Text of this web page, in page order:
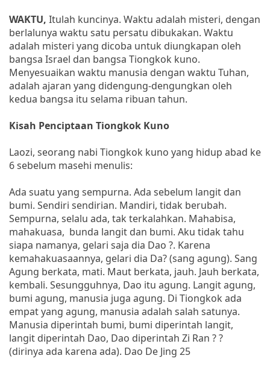
WAKTU, Itulah kuncinya. Waktu adalah misteri, dengan
berlalunya waktu satu persatu dibukakan. Waktu
adalah misteri yang dicoba untuk diungkapan oleh
bangsa Israel dan bangsa Tiongkok kuno.
Menyesuaikan waktu manusia dengan waktu Tuhan,
adalah ajaran yang didengung-dengungkan oleh
kedua bangsa itu selama ribuan tahun.
Kisah Penciptaan Tiongkok Kuno
Laozi, seorang nabi Tiongkok kuno yang hidup abad ke
6 sebelum masehi menulis:
Ada suatu yang sempurna. Ada sebelum langit dan
bumi. Sendiri sendirian. Mandiri, tidak berubah.
Sempurna, selalu ada, tak terkalahkan. Mahabisa,
mahakuasa, bunda langit dan bumi. Aku tidak tahu
siapa namanya, gelari saja dia Dao ?. Karena
kemahakuasaannya, gelari dia Da? (sang agung). Sang
Agung berkata, mati. Maut berkata, jauh. Jauh berkata,
kembali. Sesungguhnya, Dao itu agung. Langit agung,
bumi agung, manusia juga agung. Di Tiongkok ada
empat yang agung, manusia adalah salah satunya.
Manusia diperintah bumi, bumi diperintah langit,
langit diperintah Dao, Dao diperintah Zi Ran ? ?
(dirinya ada karena ada). Dao De Jing 25